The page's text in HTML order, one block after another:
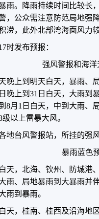
雨。降雨持续时间比较长
，公众需注意防范局地强
涝，此外北部湾海面风力
时发布预报：
强风警报和海洋
晚上到明天白天，暴雨、
晚上到31日白天，大雨到
8月1日白天，中到大雨、
以上雷暴大风。
地台风警报站，所挂的强
暴雨蓝色
天，北海、钦州、防城港
雨、局地暴雨到大暴雨并
雨到暴雨。
天，桂南、桂西及沿海地